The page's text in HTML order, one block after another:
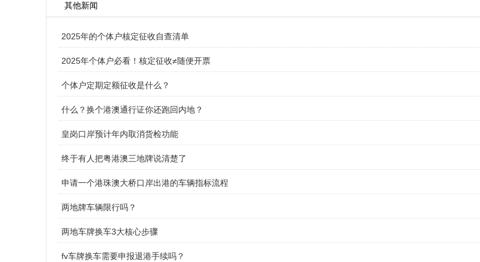
其他新闻
2025年的个体户核定征收自查清单
2025年个体户必看！核定征收≠随便开票
个体户定期定额征收是什么？
什么？换个港澳通行证你还跑回内地？
皇岗口岸预计年内取消货检功能
终于有人把粤港澳三地牌说清楚了
申请一个港珠澳大桥口岸出港的车辆指标流程
两地牌车辆限行吗？
两地车牌换车3大核心步骤
fv车牌换车需要申报退港手续吗？